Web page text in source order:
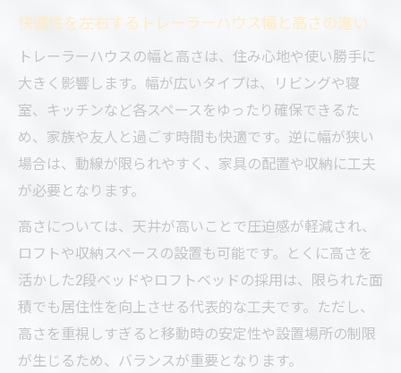
快適性を左右するトレーラーハウス幅と高さの違い
トレーラーハウスの幅と高さは、住み心地や使い勝手に
大きく影響します。幅が広いタイプは、リビングや寝
室、キッチンなど各スペースをゆったり確保できるた
め、家族や友人と過ごす時間も快適です。逆に幅が狭い
場合は、動線が限られやすく、家具の配置や収納に工夫
が必要となります。
高さについては、天井が高いことで圧迫感が軽減され、
ロフトや収納スペースの設置も可能です。とくに高さを
活かした2段ベッドやロフトベッドの採用は、限られた面
積でも居住性を向上させる代表的な工夫です。ただし、
高さを重視しすぎると移動時の安定性や設置場所の制限
が生じるため、バランスが重要となります。